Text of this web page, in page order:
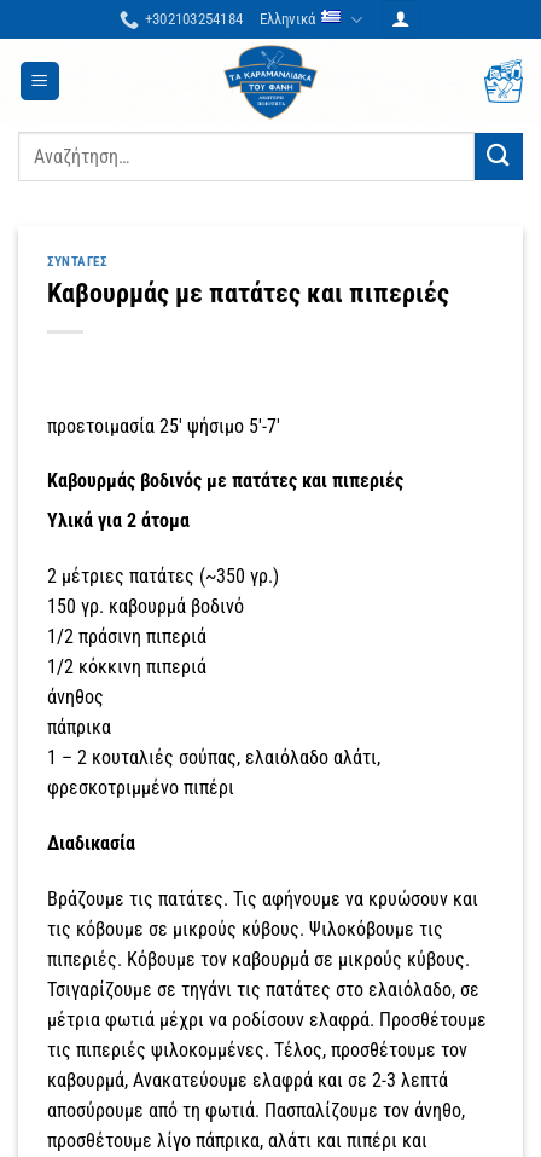
στο
περιεχόμενο
+302103254184 Ελληνικά
Αναζήτηση
ΣΥΝΤΑΓΈΣ
Καβουρμάς με πατάτες και πιπεριές
προετοιμασία 25′ ψήσιμο 5′-7′
Καβουρμάς βοδινός με πατάτες και πιπεριές
Yλικά για 2 άτομα
2 μέτριες πατάτες (~350 γρ.)
150 γρ. καβουρμά βοδινό
1/2 πράσινη πιπεριά
1/2 κόκκινη πιπεριά
άνηθος
πάπρικα
1 – 2 κουταλιές σούπας, ελαιόλαδο αλάτι,
φρεσκοτριμμένο πιπέρι
Διαδικασία
Βράζουμε τις πατάτες. Τις αφήνουμε να κρυώσουν και
τις κόβουμε σε μικρούς κύβους. Ψιλοκόβουμε τις
πιπεριές. Κόβουμε τον καβουρμά σε μικρούς κύβους.
Τσιγαρίζουμε σε τηγάνι τις πατάτες στο ελαιόλαδο, σε
μέτρια φωτιά μέχρι να ροδίσουν ελαφρά. Προσθέτουμε
τις πιπεριές ψιλοκομμένες. Τέλος, προσθέτουμε τον
καβουρμά, Ανακατεύουμε ελαφρά και σε 2-3 λεπτά
αποσύρουμε από τη φωτιά. Πασπαλίζουμε τον άνηθο,
προσθέτουμε λίγο πάπρικα, αλάτι και πιπέρι και